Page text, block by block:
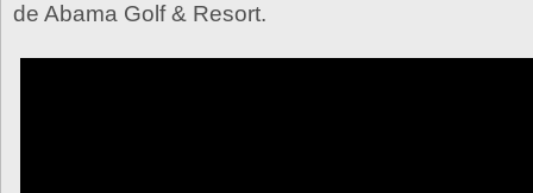
de Abama Golf & Resort.